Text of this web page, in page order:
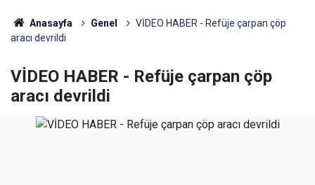
Anasayfa Genel
VİDEO HABER - Refüje çarpan çöp
aracı devrildi
VİDEO HABER - Refüje çarpan çöp
aracı devrildi